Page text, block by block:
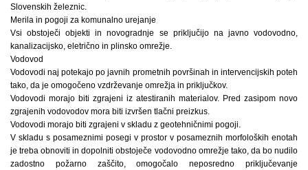
Slovenskih železnic.
Merila in pogoji za komunalno urejanje
Vsi obstoječi objekti in novogradnje se priključijo na javno vodovodno,
kanalizacijsko, eletrično in plinsko omrežje.
Vodovod
Vodovodi naj potekajo po javnih prometnih površinah in intervencijskih poteh
tako, da je omogočeno vzdrževanje omrežja in priključkov.
Vodovodi morajo biti zgrajeni iz atestiranih materialov. Pred zasipom novo
zgrajenih vodovodov mora biti izvršen tlačni preizkus.
Vodovodi morajo biti zgrajeni v skladu z geotehničnimi pogoji.
V skladu s posameznimi posegi v prostor v posameznih morfoloških enotah
je treba obnoviti in dopolniti obstoječe vodovodno omrežje tako, da bo nudilo
zadostno požarno zaščito, omogočalo neposredno priključevanje